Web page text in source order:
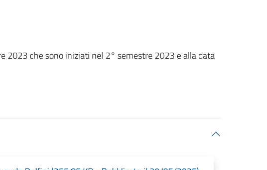
2023 che sono iniziati nel 2° semestre 2023 e alla data